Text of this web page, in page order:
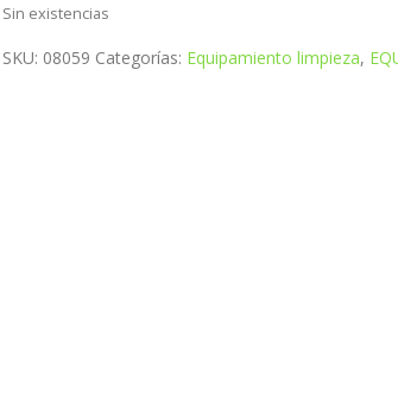
Sin existencias
SKU: 08059 Categorías: Equipamiento limpieza,